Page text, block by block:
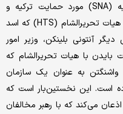
رهبری کردها (SDF) و ارتش ملی سوریه (SNA) مورد حمایت ترکیه و
همچنین با همراهی نیروهای تحت رهبری هیات تحریر‌الشام (HTS) که اسد
آنتونی بلینکن، وزیر امور
بایدن با هیات تحریرالشام که
به عنوان یک سازمان
است. این نخستین‌‌‌بار است که
می‌‌‌کند که با رهبر مخالفان